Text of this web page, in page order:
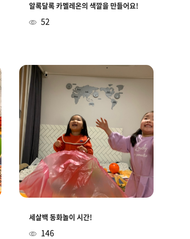
알록달록 카멜레온의 색깔을 만들어요!
52
세살백 동화놀이 시간!
146